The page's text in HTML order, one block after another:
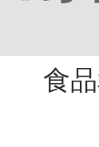
食